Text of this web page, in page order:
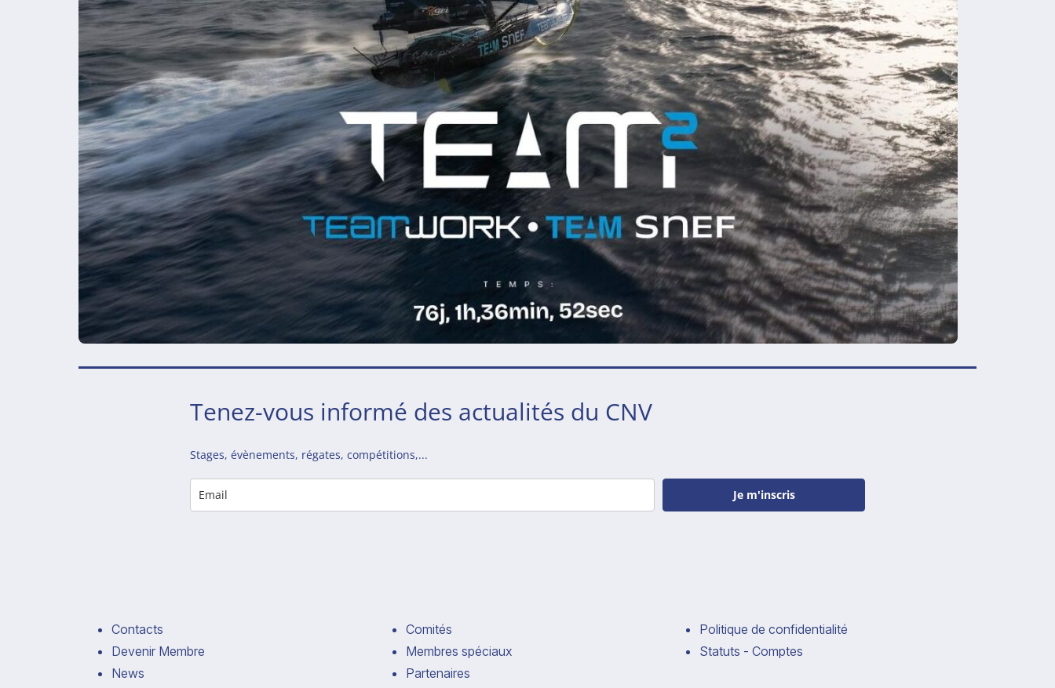
Tenez-vous informé des actualités du CNV
Stages, évènements, régates, compétitions,...
Je m'inscris
Contacts
Devenir Membre
News
Comités
Membres spéciaux
Partenaires
Politique de confidentialité
Statuts - Comptes